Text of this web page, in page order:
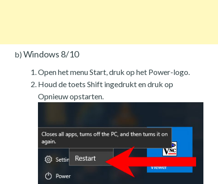
b) Windows 8/10
Open het menu Start, druk op het Power-logo.
Houd de toets Shift ingedrukt en druk op
Opnieuw opstarten.